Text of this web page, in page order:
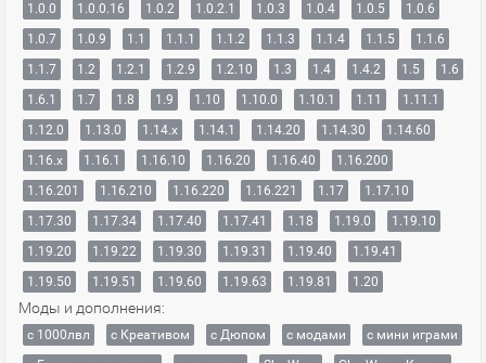
1.0.0
1.0.0.16 1.0.2 1.0.2.1 1.0.3 1.0.4 1.0.5
1.0.6
1.0.7
1.0.9 1.1 1.1.1 1.1.2 1.1.3 1.1.4 1.1.5
1.1.6
1.1.7
1.2 1.2.1 1.2.9 1.2.10 1.3 1.4 1.4.2 1.5
1.6
1.6.1
1.7 1.8 1.9 1.10 1.10.0 1.10.1 1.11
1.11.1
1.12.0
1.13.0 1.14.x 1.14.1 1.14.20 1.14.30
1.14.60
1.16.x
1.16.1 1.16.10 1.16.20 1.16.40
1.16.200
1.16.201
1.16.210 1.16.220 1.16.221 1.17
1.17.10
1.17.30
1.17.34 1.17.40 1.17.41 1.18 1.19.0
1.19.10
1.19.20
1.19.22 1.19.30 1.19.31 1.19.40
1.19.41
1.19.50
1.19.51 1.19.60 1.19.63 1.19.81 1.20
Моды и дополнения:
с 1000лвл c Креативом с Дюпом с модами
с мини играми